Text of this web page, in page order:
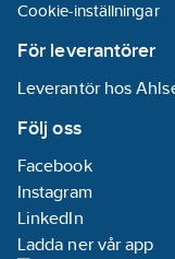
Cookie-inställningar
För leverantörer
Leverantör hos
Följ oss
Facebook
Instagram
LinkedIn
Ladda ner vår app